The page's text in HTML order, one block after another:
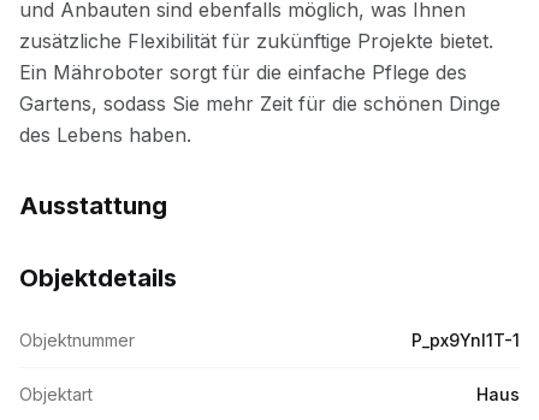
Ausstattung
Objektdetails
Objektnummer P_px9Ynl1T-1
Objektart Haus